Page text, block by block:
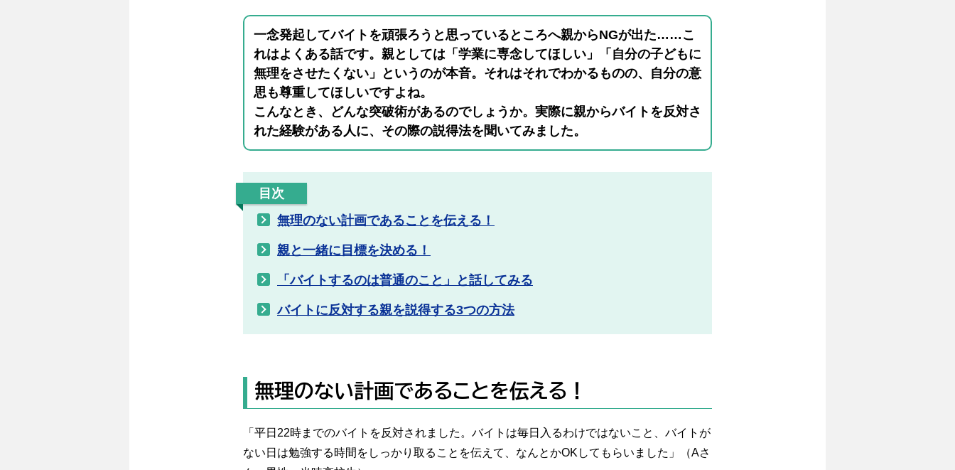
一念発起してバイトを頑張ろうと思っているところへ親からNGが出た……こ
れはよくある話です。親としては「学業に専念してほしい」「自分の子どもに
無理をさせたくない」というのが本音。それはそれでわかるものの、自分の意
思も尊重してほしいですよね。
こんなとき、どんな突破術があるのでしょうか。実際に親からバイトを反対さ
れた経験がある人に、その際の説得法を聞いてみました。
目次
無理のない計画であることを伝える！
親と一緒に目標を決める！
「バイトするのは普通のこと」と話してみる
バイトに反対する親を説得する3つの方法
無理のない計画であることを伝える！
「平日22時までのバイトを反対されました。バイトは毎日入るわけではないこと、バイトが
ない日は勉強する時間をしっかり取ることを伝えて、なんとかOKしてもらいました」（Aさ